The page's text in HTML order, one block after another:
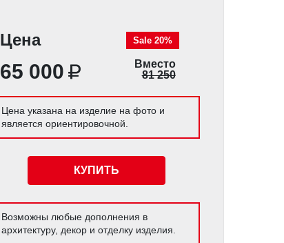
Цена
65 000
Sale 20%
Вместо
81 250
Цена указана на изделие на фото и
является ориентировочной.
КУПИТЬ
Возможны любые дополнения в
архитектуру, декор и отделку изделия.